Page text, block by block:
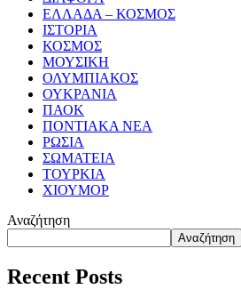
ΕΛΛΑΔΑ – ΚΟΣΜΟΣ
ΙΣΤΟΡΙΑ
ΚΟΣΜΟΣ
ΜΟΥΣΙΚΗ
ΟΛΥΜΠΙΑΚΟΣ
ΟΥΚΡΑΝΙΑ
ΠΑΟΚ
ΠΟΝΤΙΑΚΑ ΝΕΑ
ΡΩΣΙΑ
ΣΩΜΑΤΕΙΑ
ΤΟΥΡΚΙΑ
ΧΙΟΥΜΟΡ
Αναζήτηση
Αναζήτηση
Recent Posts